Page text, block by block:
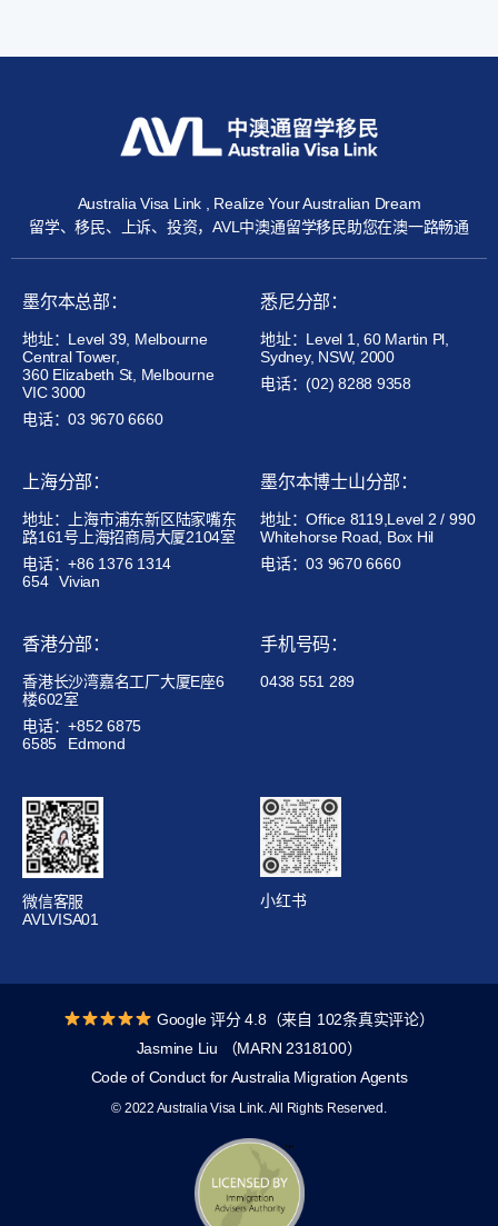
Australia Visa Link , Realize Your Australian Dream
留学、移民、上诉、投资，AVL中澳通留学移民助您在澳一路畅通
墨尔本总部：
地址：Level 39, Melbourne
Central Tower,
360 Elizabeth St, Melbourne
VIC 3000
电话：03 9670 6660
悉尼分部：
地址：Level 1, 60 Martin Pl,
Sydney, NSW, 2000
电话：(02) 8288 9358
上海分部：
地址：上海市浦东新区陆家嘴东
路161号上海招商局大厦2104室
电话：+86 1376 1314
654
Vivian
墨尔本博士山分部：
地址：Office 8119,Level 2 / 990
Whitehorse Road, Box Hil
电话：03 9670 6660
香港分部：
香港长沙湾嘉名工厂大厦E座6
楼602室
电话：+852 6875
6585
Edmond
手机号码：
0438 551 289
微信客服
AVLVISA01
小红书
Google 评分 4.8（来自 102条真实评论）
Jasmine Liu （MARN 2318100）
Code of Conduct for Australia Migration Agents
© 2022 Australia Visa Link. All Rights Reserved.